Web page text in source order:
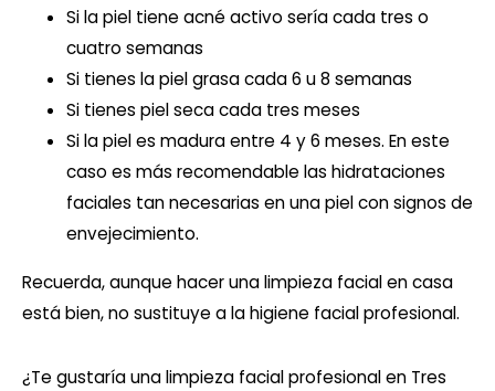
Si la piel tiene acné activo sería cada tres o
cuatro semanas
Si tienes la piel grasa cada 6 u 8 semanas
Si tienes piel seca cada tres meses
Si la piel es madura entre 4 y 6 meses. En este
caso es más recomendable las hidrataciones
faciales tan necesarias en una piel con signos de
envejecimiento.
Recuerda, aunque hacer una limpieza facial en casa
está bien, no sustituye a la higiene facial profesional.
¿Te gustaría una limpieza facial profesional en Tres